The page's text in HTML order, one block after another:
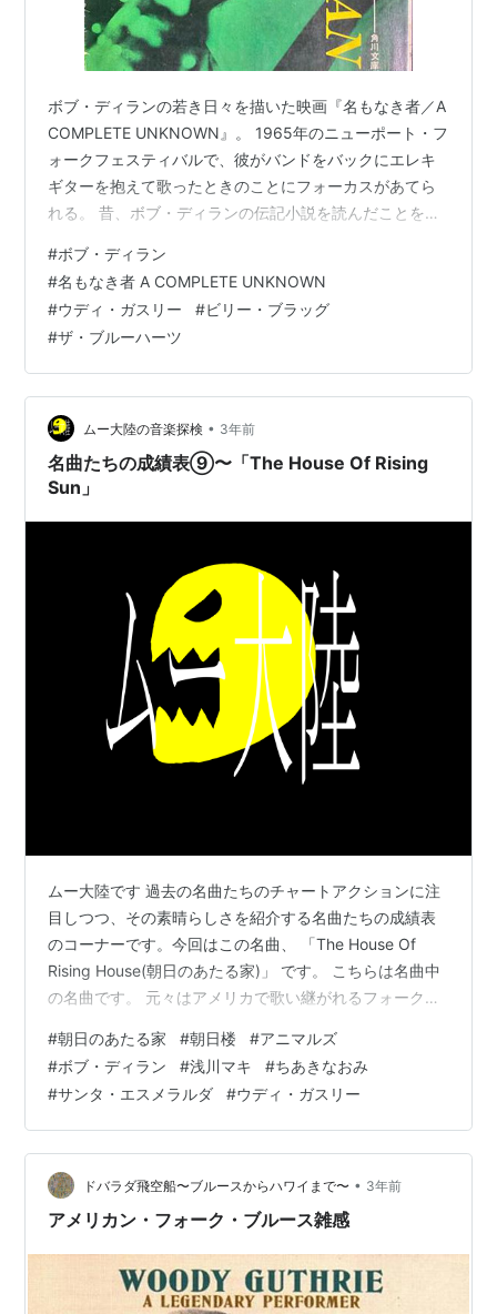
ボブ・ディランの若き日々を描いた映画『名もなき者／A
COMPLETE UNKNOWN』。 1965年のニューポート・フ
ォークフェスティバルで、彼がバンドをバックにエレキ
ギターを抱えて歌ったときのことにフォーカスがあてら
れる。 昔、ボブ・ディランの伝記小説を読んだことを思
ィラン』（角川文庫） この本も、ニューポート・フォー
クフェスティバルで、"ロック”を演奏するボブ・ディラン
が、観客から罵声を浴びるエピソードで終わっていたよ
うな気がする。 映画では、フォーク演奏者の立場が損な
われるのを恐れ、うるさいロックを子供だましの音楽だ
とあざける主催者サイ…
#ボブ・ディラン
#名もなき者 A COMPLETE UNKNOWN
#ウディ・ガスリー #ビリー・ブラッグ
#ザ・ブルーハーツ
ムー大陸の音楽探検 • 3年前
名曲たちの成績表⑨〜「The House Of Rising
Sun」
ムー大陸です 過去の名曲たちのチャートアクションに注
目しつつ、その素晴らしさを紹介する名曲たちの成績表
のコーナーです。今回はこの名曲、 「The House Of
Rising House(朝日のあたる家)」 です。 こちらは名曲中
の名曲です。 元々はアメリカで歌い継がれるフォークソ
のとされていますが、実際にはその二世代前くらいから
歌い継がれているようです。多くの歴史的ミュージシャ
ンにカバーされています。ウディ・ガスリー、レッドベ
リー、ジョーン・バエズ、そしてボブ・ディランなど、
ブルース、フォーク、カントリーの枠を超えて愛されて
来ました。 …
#朝日のあたる家 #朝日楼 #アニマルズ
#ボブ・ディラン #浅川マキ #ちあきなおみ
#サンタ・エスメラルダ #ウディ・ガスリー
ドバラダ飛空船〜ブルースからハワイまで〜 • 3年前
アメリカン・フォーク・ブルース雑感